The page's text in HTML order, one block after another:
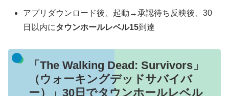
アプリダウンロード後、起動→承認待ち反映後、30
日以内にタウンホールレベル15到達
「The Walking Dead: Survivors」
（ウォーキングデッドサバイバ
ー）」30日でタウンホールレベル